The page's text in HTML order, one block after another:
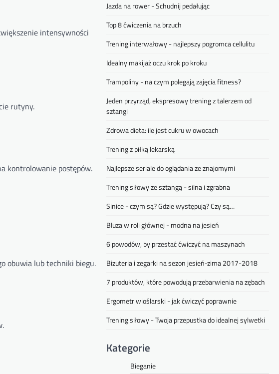
intensywności
rutyny.
kontrolowanie postępów.
obuwia lub techniki biegu.
Jazda na rower - Schudnij pedałując
Top 8 ćwiczenia na brzuch
Trening interwałowy - najlepszy pogromca cellulitu
Idealny makijaż oczu krok po kroku
Trampoliny - na czym polegają zajęcia fitness?
Jeden przyrząd, ekspresowy trening z talerzem od
sztangi
Zdrowa dieta: ile jest cukru w owocach
Trening z piłką lekarską
Najlepsze seriale do oglądania ze znajomymi
Trening siłowy ze sztangą - silna i zgrabna
Sinice - czym są? Gdzie występują? Czy są…
Bluza w roli głównej - modna na jesień
6 powodów, by przestać ćwiczyć na maszynach
Bizuteria i zegarki na sezon jesień-zima 2017-2018
7 produktów, które powodują przebarwienia na zębach
Ergometr wioślarski - jak ćwiczyć poprawnie
Trening siłowy - Twoja przepustka do idealnej sylwetki
Kategorie
Bieganie